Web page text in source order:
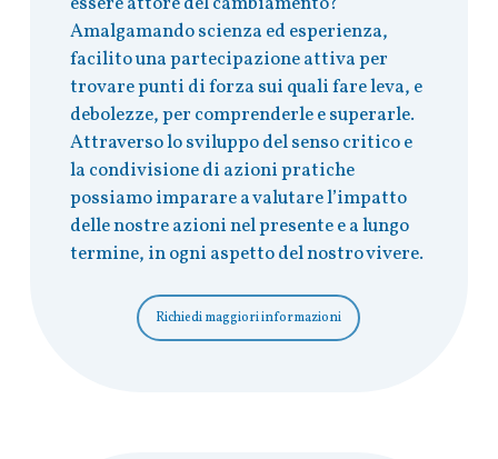
Amalgamando scienza ed esperienza,
facilito una partecipazione attiva per
trovare punti di forza sui quali fare leva, e
debolezze, per comprenderle e superarle.
Attraverso lo sviluppo del senso critico e
la condivisione di azioni pratiche
possiamo imparare a valutare l’impatto
delle nostre azioni nel presente e a lungo
termine, in ogni aspetto del nostro vivere.
Richiedi maggiori informazioni